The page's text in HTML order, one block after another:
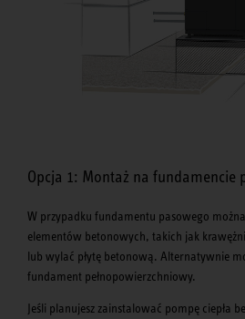
Opcja 1: Montaż na fundamencie
W przypadku fundamentu pasowego
elementów betonowych, takich jak
lub wylać płytę betonową. Alternatywnie
fundament pełnopowierzchniowy.
Jeśli planujesz zainstalować pompę ciepła